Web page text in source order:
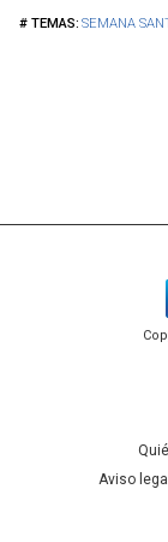
SEMANA
Aviso legal